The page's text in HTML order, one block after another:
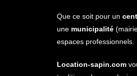
Que ce soit pour un
une municipalité
espaces professionnels.
Location-sapin.com